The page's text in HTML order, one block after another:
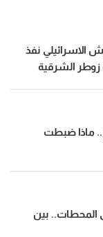
الاسرائيلي نفذ
زوطر الشرقية
ماذا ضبطت
المحطات.. بين